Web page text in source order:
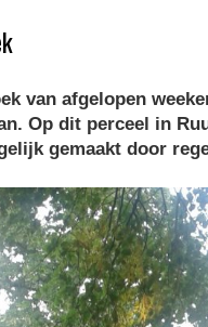
van afgelopen
Op dit perceel in
gemaakt door